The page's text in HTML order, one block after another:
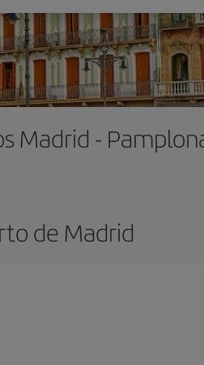
Madrid -
de Madrid